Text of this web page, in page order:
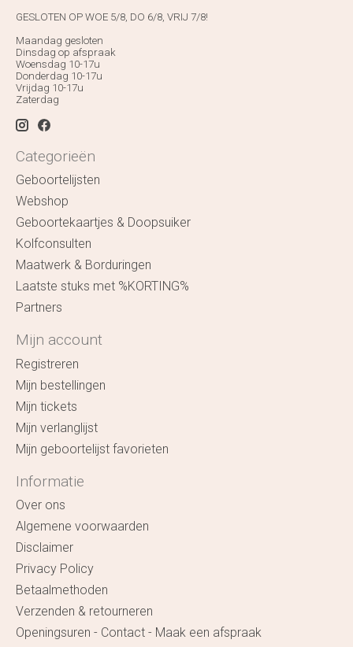
GESLOTEN OP WOE 5/8, DO 6/8, VRIJ 7/8!
Maandag gesloten
Dinsdag op afspraak
Woensdag 10-17u
Donderdag 10-17u
Vrijdag 10-17u
Zaterdag
Categorieën
Geboortelijsten
Webshop
Geboortekaartjes & Doopsuiker
Kolfconsulten
Maatwerk & Borduringen
Laatste stuks met %KORTING%
Partners
Mijn account
Registreren
Mijn bestellingen
Mijn tickets
Mijn verlanglijst
Mijn geboortelijst favorieten
Informatie
Over ons
Algemene voorwaarden
Disclaimer
Privacy Policy
Betaalmethoden
Verzenden & retourneren
Openingsuren - Contact - Maak een afspraak